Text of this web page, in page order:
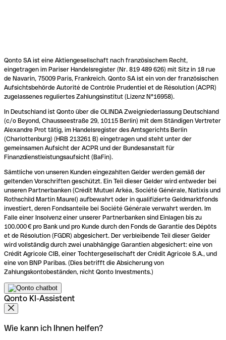
Qonto SA ist eine Aktiengesellschaft nach französischem Recht,
eingetragen im Pariser Handelsregister (Nr. 819 489 626) mit Sitz in 18 rue
de Navarin, 75009 Paris, Frankreich. Qonto SA ist ein von der französischen
Aufsichtsbehörde Autorité de Contrôle Prudentiel et de Résolution (ACPR)
zugelassenes reguliertes Zahlungsinstitut (Lizenz N°16958).
In Deutschland ist Qonto über die OLINDA Zweigniederlassung Deutschland
(c/o Beyond, Chausseestraße 29, 10115 Berlin) mit dem Ständigen Vertreter
Alexandre Prot tätig, im Handelsregister des Amtsgerichts Berlin
(Charlottenburg) (HRB 213261 B) eingetragen und steht unter der
gemeinsamen Aufsicht der ACPR und der Bundesanstalt für
Finanzdienstleistungsaufsicht (BaFin).
Sämtliche von unseren Kunden eingezahlten Gelder werden gemäß der
geltenden Vorschriften geschützt. Ein Teil dieser Gelder wird entweder bei
unseren Partnerbanken (Crédit Mutuel Arkéa, Société Générale, Natixis und
Rothschild Martin Maurel) aufbewahrt oder in qualifizierte Geldmarktfonds
investiert, deren Fondsanteile bei Société Générale verwahrt werden. Im
Falle einer Insolvenz einer unserer Partnerbanken sind Einlagen bis zu
100.000 € pro Bank und pro Kunde durch den Fonds de Garantie des Dépôts
et de Résolution (FGDR) abgesichert. Der verbleibende Teil dieser Gelder
wird vollständig durch zwei unabhängige Garantien abgesichert: eine von
Crédit Agricole CIB, einer Tochtergesellschaft der Crédit Agricole S.A., und
eine von BNP Paribas. (Dies betrifft die Absicherung von
Zahlungskontobeständen, nicht Qonto Investments.)
Qonto KI-Assistent
Wie kann ich Ihnen helfen?